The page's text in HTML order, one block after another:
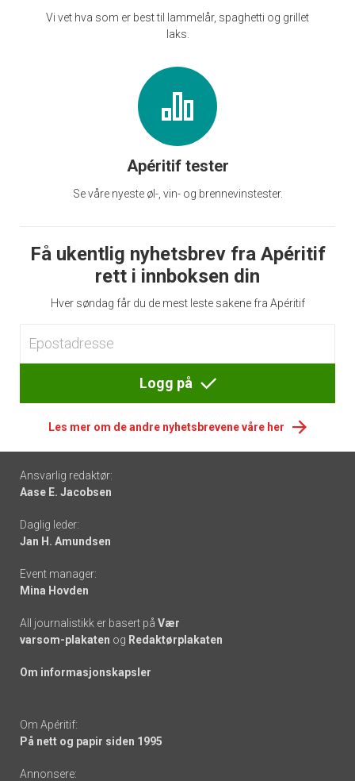
Vi vet hva som er best til lammelår, spaghetti og grillet
laks.
Apéritif tester
Se våre nyeste øl-, vin- og brennevinstester.
Få ukentlig nyhetsbrev fra Apéritif
rett i innboksen din
Hver søndag får du de mest leste sakene fra Apéritif
Logg på
Les mer om de andre nyhetsbrevene våre her
Footer
-
links
Ansvarlig redaktør:
Aase E. Jacobsen
Daglig leder:
Jan H. Amundsen
Event manager:
Mina Hovden
All journalistikk er basert på Vær
varsom-plakaten og Redaktørplakaten
Om informasjonskapsler
Om Apéritif:
På nett og papir siden 1995
Annonsere: